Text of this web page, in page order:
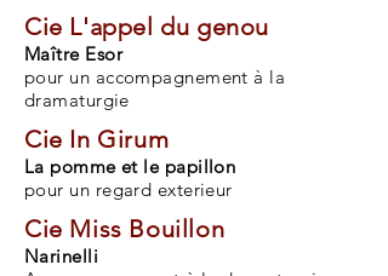
Cie L'appel du genou
Maître Esor
pour un accompagnement à la
dramaturgie
Cie In Girum
La pomme et le papillon
pour un regard exterieur
Cie Miss Bouillon
Narinelli